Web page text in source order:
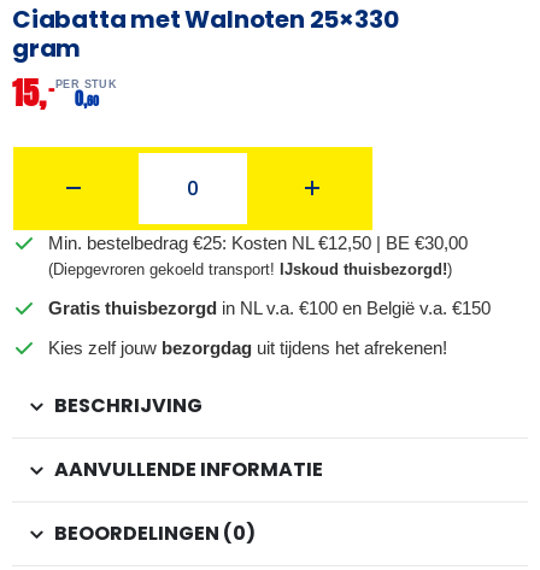
Ciabatta met Walnoten 25×330
gram
15,– PER STUK
0,60
Min. bestelbedrag €25: Kosten NL €12,50 | BE €30,00
(Diepgevroren gekoeld transport! IJskoud thuisbezorgd!)
Gratis thuisbezorgd in NL v.a. €100 en België v.a. €150
Kies zelf jouw bezorgdag uit tijdens het afrekenen!
BESCHRIJVING
AANVULLENDE INFORMATIE
BEOORDELINGEN (0)